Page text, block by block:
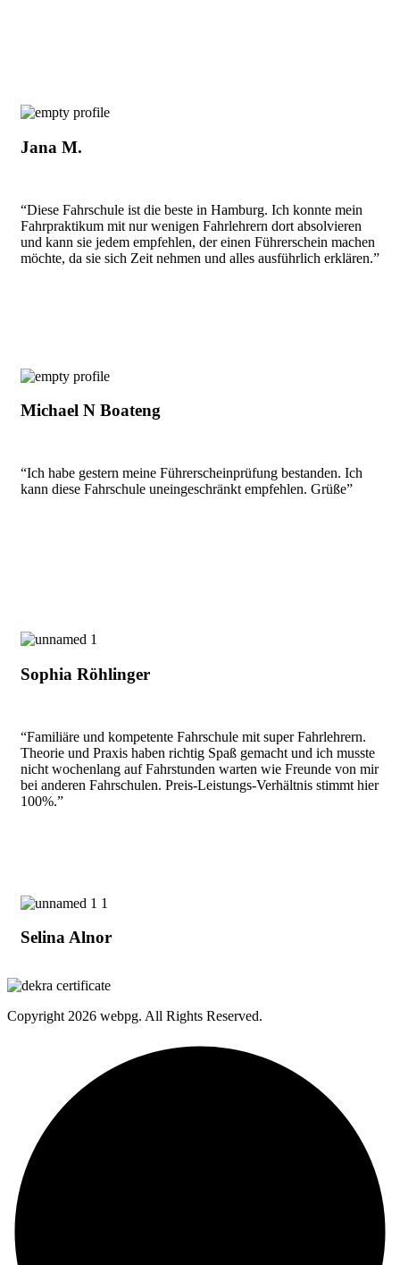
Jana M.
“Diese Fahrschule ist die beste in Hamburg. Ich konnte mein
Fahrpraktikum mit nur wenigen Fahrlehrern dort absolvieren
und kann sie jedem empfehlen, der einen Führerschein machen
möchte, da sie sich Zeit nehmen und alles ausführlich erklären.”
Michael N Boateng
“Ich habe gestern meine Führerscheinprüfung bestanden. Ich
kann diese Fahrschule uneingeschränkt empfehlen. Grüße”
Sophia Röhlinger
“Familiäre und kompetente Fahrschule mit super Fahrlehrern.
Theorie und Praxis haben richtig Spaß gemacht und ich musste
nicht wochenlang auf Fahrstunden warten wie Freunde von mir
bei anderen Fahrschulen. Preis-Leistungs-Verhältnis stimmt hier
100%.”
Selina Alnor
Copyright 2026 webpg. All Rights Reserved.